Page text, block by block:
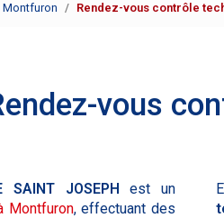
Montfuron Rendez-vous contrôle
vous
SAINT JOSEPH est un
Montfuron, effectuant des